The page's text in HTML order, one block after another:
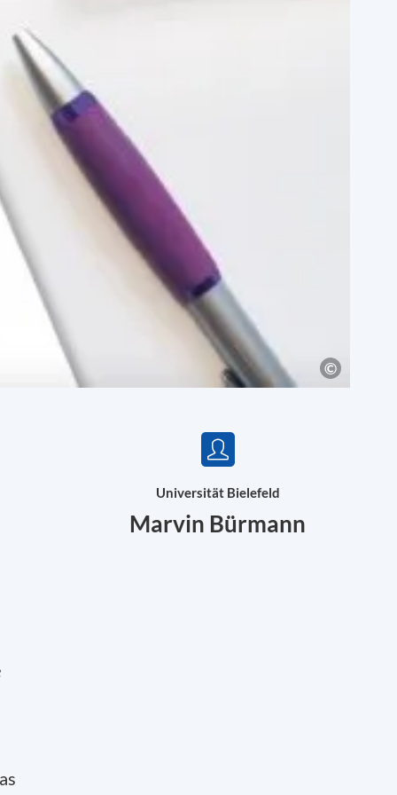
Universität Bielefeld
Marvin Bürmann